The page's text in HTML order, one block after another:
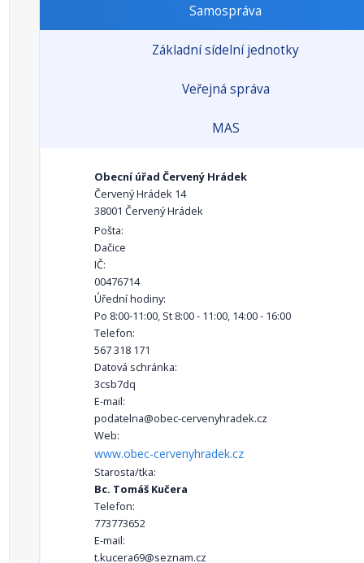
Samospráva
Základní sídelní jednotky
Veřejná správa
MAS
Obecní úřad Červený Hrádek
Červený Hrádek 14
38001 Červený Hrádek
Pošta:
Dačice
IČ:
00476714
Úřední hodiny:
Po 8:00-11:00, St 8:00 - 11:00, 14:00 - 16:00
Telefon:
567 318 171
Datová schránka:
3csb7dq
E-mail:
podatelna@obec-cervenyhradek.cz
Web:
www.obec-cervenyhradek.cz
Starosta/tka:
Bc. Tomáš Kučera
Telefon:
773773652
E-mail:
t.kucera69@seznam.cz